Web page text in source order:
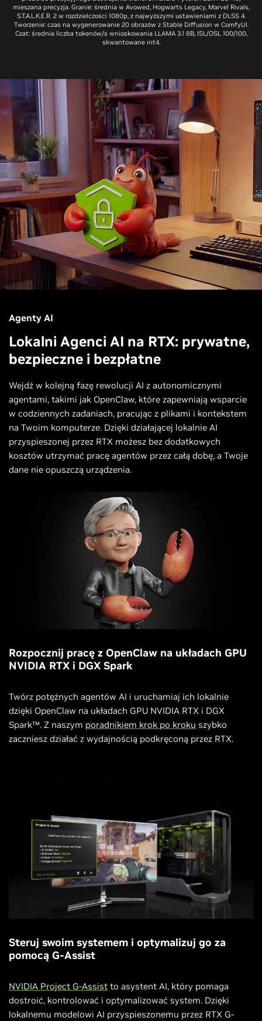
mieszana precyzja. Granie: średnia w Avowed, Hogwarts Legacy, Marvel Rivals,
S.T.A.L.K.E.R. 2 w rozdzielczości 1080p, z najwyższymi ustawieniami z DLSS 4.
Tworzenie: czas na wygenerowanie 20 obrazów z Stable Diffusion w ComfyUI.
Czat: średnia liczba tokenów/s wnioskowania LLAMA 3.1 8B, ISL/OSL 100/100,
skwantowane int4.
Agenty AI
Lokalni Agenci AI na RTX: prywatne,
bezpieczne i bezpłatne
Wejdź w kolejną fazę rewolucji AI z autonomicznymi
agentami, takimi jak OpenClaw, które zapewniają wsparcie
w codziennych zadaniach, pracując z plikami i kontekstem
na Twoim komputerze. Dzięki działającej lokalnie AI
przyspieszonej przez RTX możesz bez dodatkowych
kosztów utrzymać pracę agentów przez całą dobę, a Twoje
dane nie opuszczą urządzenia.
Rozpocznij pracę z OpenClaw na układach GPU
NVIDIA RTX i DGX Spark
Twórz potężnych agentów AI i uruchamiaj ich lokalnie
dzięki OpenClaw na układach GPU NVIDIA RTX i DGX
Spark™. Z naszym poradnikiem krok po kroku szybko
zaczniesz działać z wydajnością podkręconą przez RTX.
Steruj swoim systemem i optymalizuj go za
pomocą G-Assist
NVIDIA Project G-Assist to asystent AI, który pomaga
dostroić, kontrolować i optymalizować system. Dzięki
lokalnemu modelowi AI przyspieszonemu przez RTX G-